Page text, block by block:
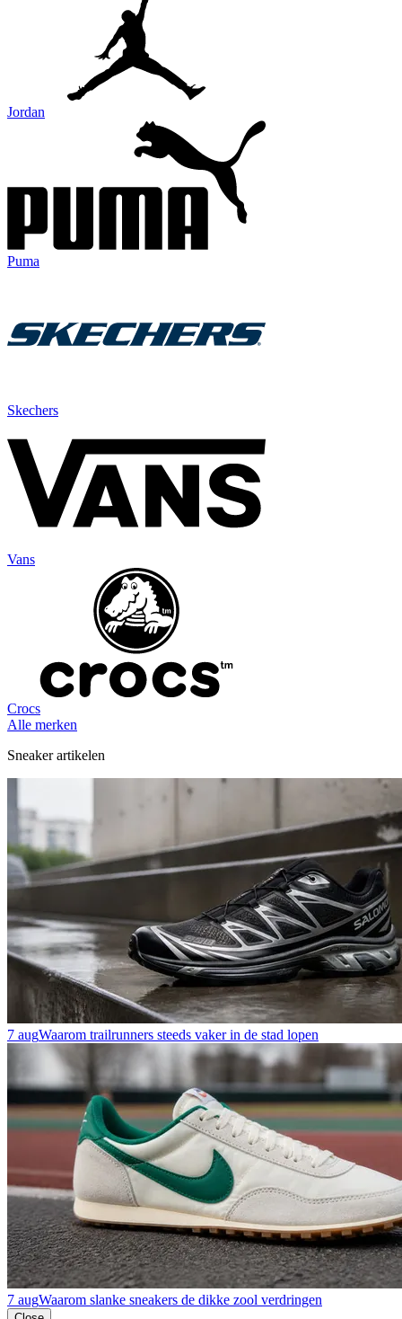
Jordan
Puma
Skechers
Vans
Crocs
Alle merken
Sneaker artikelen
7 augWaarom trailrunners steeds vaker in de stad lopen
7 augWaarom slanke sneakers de dikke zool verdringen